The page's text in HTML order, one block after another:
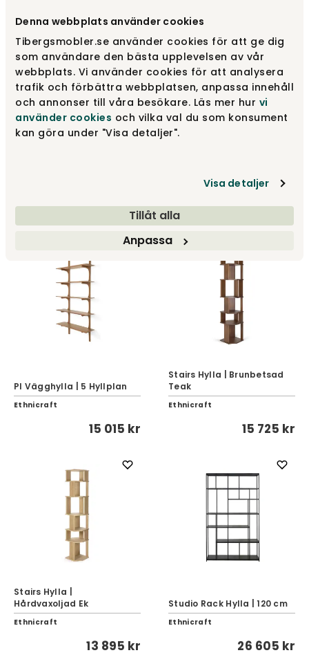
Denna webbplats använder cookies
Tibergsmobler.se använder cookies för att ge dig
som användare den bästa upplevelsen av vår
webbplats. Vi använder cookies för att analysera
trafik och förbättra webbplatsen, anpassa innehåll
och annonser till våra besökare. Läs mer hur vi
använder cookies och vilka val du som konsument
kan göra under "Visa detaljer".
Visa detaljer
Tillåt alla
Anpassa
15 015 kr
Ethnicraft
8 995 kr
PI Vägghylla | 5 Hyllplan
Ethnicraft
15 015 kr
Stairs Hylla | Brunbetsad
Teak
Ethnicraft
15 725 kr
Stairs Hylla |
Hårdvaxoljad Ek
Ethnicraft
13 895 kr
Studio Rack Hylla | 120 cm
Ethnicraft
26 605 kr